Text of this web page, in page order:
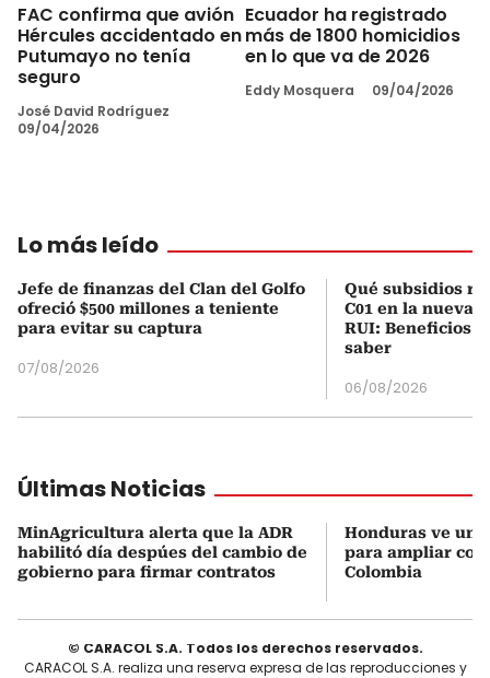
FAC confirma que avión
Hércules accidentado en
Putumayo no tenía
seguro
José David Rodríguez
09/04/2026
Ecuador ha registrado
más de 1800 homicidios
en lo que va de 2026
Eddy Mosquera 09/04/2026
Lo más leído
Jefe de finanzas del Clan del Golfo
ofreció $500 millones a teniente
para evitar su captura
07/08/2026
Qué subsidios
C01 en la nueva
RUI: Beneficios
saber
06/08/2026
Últimas Noticias
MinAgricultura alerta que la ADR
habilitó día despúes del cambio de
gobierno para firmar contratos
Honduras ve
para ampliar
Colombia
© CARACOL S.A. Todos los derechos reservados.
CARACOL S.A. realiza una reserva expresa de las reproducciones y